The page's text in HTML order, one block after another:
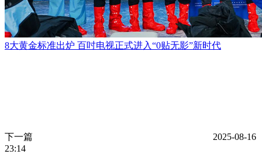
8大黄金标准出炉 百吋电视正式进入“0贴无影”新时代
下一篇
2025-08-16
23:14